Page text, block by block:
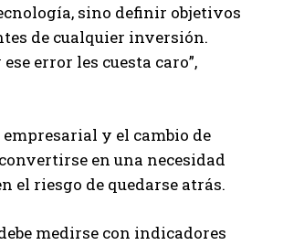
sino definir objetivos
de cualquier inversión.
error les cuesta caro”,
y el cambio de
en una necesidad
el riesgo de quedarse atrás.
medirse con indicadores